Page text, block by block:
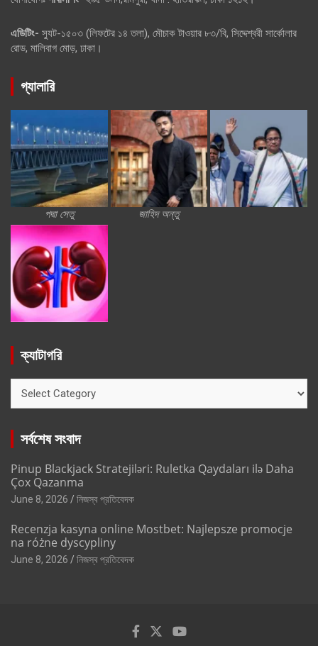
এডিটিং- স্যুট-১৫০৩ (লিফটের ১৪ তলা), মৌচাক টাওয়ার ৮৩/বি, সিদ্দেশ্বরী সার্কোলার
রোড, মালিবাগ মোড়, ঢাকা।
গ্যালারি
পদ্মা সেতু জাহিদ অন্তু
ক্যাটাগরি
সর্বশেষ সংবাদ
Pinup Blackjack Stratejiləri: Ruletka Qaydaları ilə Daha
Çox Qazanma
June 8, 2026 নিজস্ব প্রতিবেদক
Recenzja kasyna online Mostbet: Najlepsze promocje
na różne dyscypliny
June 8, 2026 নিজস্ব প্রতিবেদক